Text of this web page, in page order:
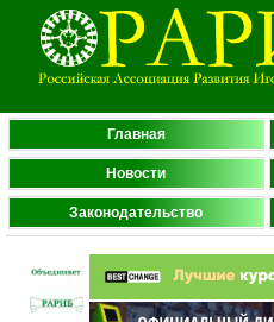
Главная
Новости
Законодательство